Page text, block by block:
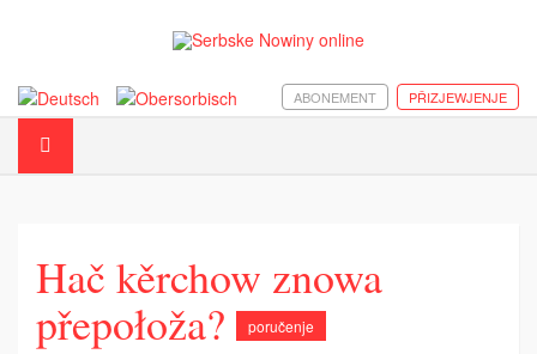
PŘIZJEWJENJE
ABONEMENT
Hač kěrchow znowa
přepołoža?
poručenje